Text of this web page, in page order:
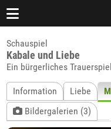
Schauspiel
Kabale und Liebe
Ein bürgerliches Trauerspiel
Information Liebe
Bildergalerien (3)